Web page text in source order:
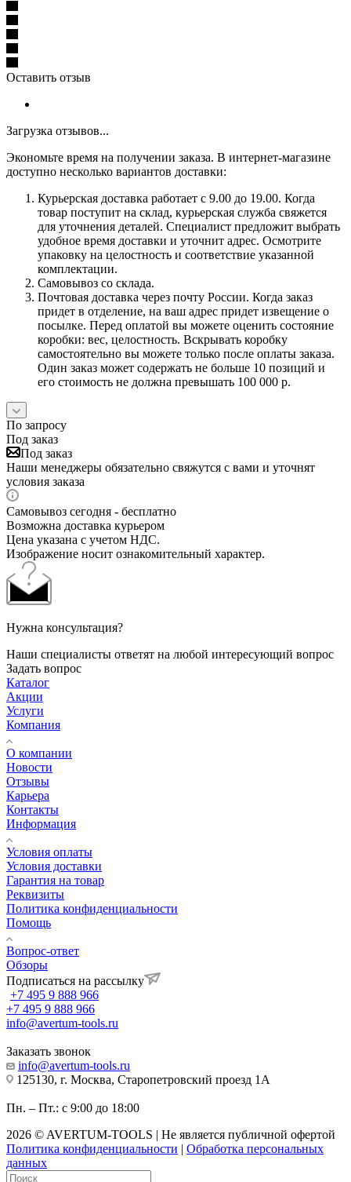
Оставить отзыв
Загрузка отзывов...
Экономьте время на получении заказа. В интернет-магазине
доступно несколько вариантов доставки:
Курьерская доставка работает с 9.00 до 19.00. Когда
товар поступит на склад, курьерская служба свяжется
для уточнения деталей. Специалист предложит выбрать
удобное время доставки и уточнит адрес. Осмотрите
упаковку на целостность и соответствие указанной
комплектации.
Самовывоз со склада.
Почтовая доставка через почту России. Когда заказ
придет в отделение, на ваш адрес придет извещение о
посылке. Перед оплатой вы можете оценить состояние
коробки: вес, целостность. Вскрывать коробку
самостоятельно вы можете только после оплаты заказа.
Один заказ может содержать не больше 10 позиций и
его стоимость не должна превышать 100 000 р.
По запросу
Под заказ
Под заказ
Наши менеджеры обязательно свяжутся с вами и уточнят
условия заказа
Самовывоз сегодня - бесплатно
Возможна доставка курьером
Цена указана с учетом НДС.
Изображение носит ознакомительный характер.
Нужна консультация?
Наши специалисты ответят на любой интересующий вопрос
Задать вопрос
Каталог
Акции
Услуги
Компания
О компании
Новости
Отзывы
Карьера
Контакты
Информация
Условия оплаты
Условия доставки
Гарантия на товар
Реквизиты
Политика конфиденциальности
Помощь
Вопрос-ответ
Обзоры
Подписаться на рассылку
+7 495 9 888 966
+7 495 9 888 966
info@avertum-tools.ru
Заказать звонок
info@avertum-tools.ru
125130, г. Москва, Старопетровский проезд 1А
Пн. – Пт.: с 9:00 до 18:00
2026 © AVERTUM-TOOLS | Не является публичной офертой
Политика конфиденциальности | Обработка персональных
данных